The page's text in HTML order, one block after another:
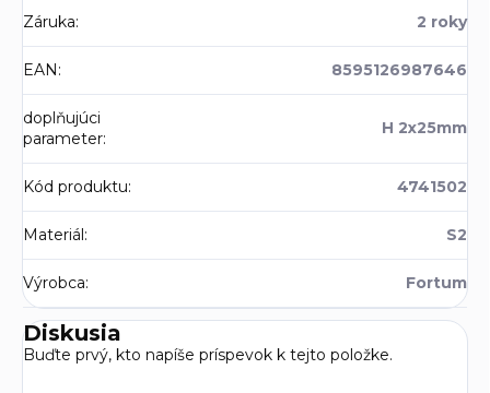
Záruka: 2 roky
EAN : 8595126987646
doplňujúci
parameter:
H 2x25mm
Kód produktu: 4741502
Materiál : S2
Výrobca: Fortum
Diskusia
Buďte prvý, kto napíše príspevok k tejto položke.